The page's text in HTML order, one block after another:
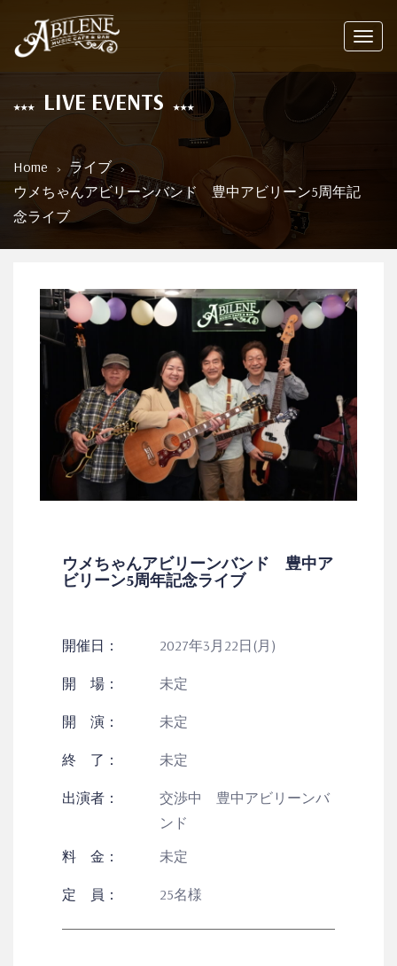
LIVE EVENTS
Home
ライブ
ウメちゃんアビリーンバンド 豊中アビリーン5周年記
念ライブ
ウメちゃんアビリーンバンド 豊中ア
ビリーン5周年記念ライブ
開催日： 2027年3月22日(月)
開 場： 未定
開 演： 未定
終 了： 未定
出演者：
交渉中 豊中アビリーンバ
ンド
料 金：
未定
定 員： 25名様